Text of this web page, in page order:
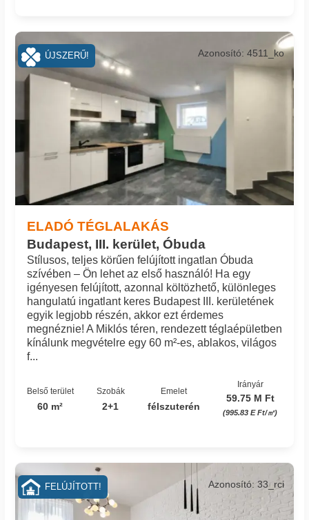
ELADÓ TÉGLALAKÁS
Budapest, III. kerület, Óbuda
Azonosító: 4511_ko
Stílusos, teljes körűen felújított ingatlan Óbuda
szívében – Ön lehet az első használó! Ha egy
igényesen felújított, azonnal költözhető, különleges
hangulatú ingatlant keres Budapest III. kerületének
egyik legjobb részén, akkor ezt érdemes
megnéznie! A Miklós téren, rendezett téglaépületben
kínálunk megvételre egy 60 m²-es, ablakos, világos
f...
Belső terület
60 m²
Szobák
2+1
Emelet
félszuterén
Irányár
59.75 M Ft
(995.83 E Ft/㎡)
ÚJSZERŰ!
Azonosító: 33_rci
FELÚJÍTOTT!